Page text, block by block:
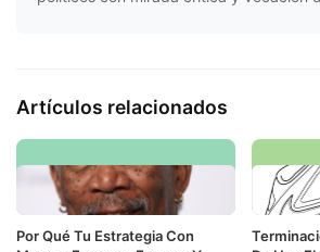
Artículos relacionados
Por Qué Tu Estrategia Con